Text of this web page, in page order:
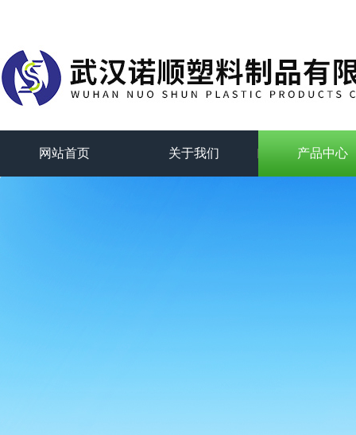
网站首页 关于我们 产品中心